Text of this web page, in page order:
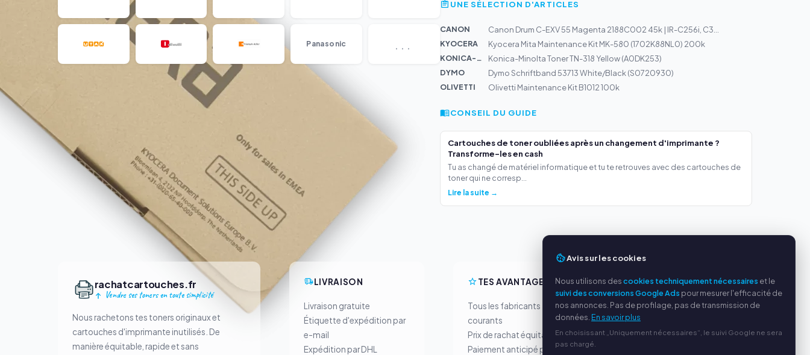
Panasonic ...
UNE SÉLECTION D'ARTICLES
CANON
Canon Drum C-EXV 55 Magenta 2188C002 45k | IR-C256i, C3...
KYOCERA
Kyocera Mita Maintenance Kit MK-580 (1702K88NL0) 200k
KONICA-MIN...
Konica-Minolta Toner TN-318 Yellow (A0DK253)
DYMO
Dymo Schriftband 53713 White/Black (S0720930)
OLIVETTI
Olivetti Maintenance Kit B1012 100k
CONSEIL DU GUIDE
Cartouches de toner oubliées après un changement d'imprimante ?
Transforme-les en cash
Tu as changé de matériel informatique et tu te retrouves avec des cartouches de
toner qui ne corresp...
Lire la suite →
rachatcartouches.fr
Vendre ses toners en toute simplicité
Nous rachetons tes toners originaux et
cartouches d'imprimante inutilisés. De
manière équitable, rapide et sans
LIVRAISON
Livraison gratuite
Étiquette d'expédition par
e-mail
Expédition par DHL
TES AVANTAGES
Tous les fabricants
courants
Prix de rachat équitables
Paiement anticipé par
SERVICE
À propos de nous
Politique de confidentialité
Mentions légales
Avis sur les cookies
Nous utilisons descookies techniquement nécessaires et le
suivi des conversions Google Ads pour mesurer l'efficacité de
nos annonces. Pas de profilage, pas de transmission de
données. En savoir plus
En choisissant „Uniquement nécessaires“, le suivi Google ne sera
pas chargé.